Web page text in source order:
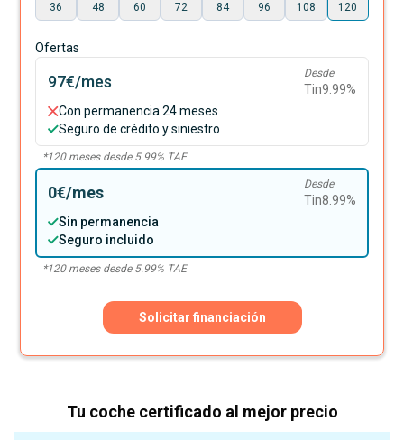
36 48 60 72 84 96 108 120
Ofertas
97€/mes Desde
Tin9.99%
Con permanencia 24 meses
Seguro de crédito y siniestro
*120meses desde 5.99% TAE
0€/mes Desde
Tin8.99%
Sin permanencia
Seguro incluido
*120meses desde 5.99% TAE
Solicitar financiación
Tu coche certificado al mejor precio